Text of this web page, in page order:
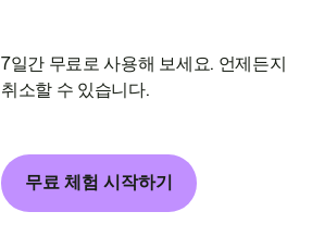
7일간 무료로 사용해 보세요. 언제든지
취소할 수 있습니다.
무료 체험 시작하기